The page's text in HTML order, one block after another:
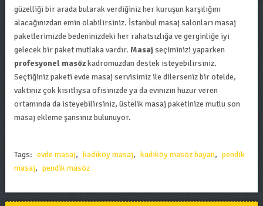
güzelliği bir arada bularak verdiğiniz her kuruşun karşılığını
alacağınızdan emin olabilirsiniz. İstanbul masaj salonları masaj
paketlerimizde bedeninizdeki her rahatsızlığa ve gerginliğe iyi
gelecek bir paket mutlaka vardır. Masajseçiminizi yaparken
profesyonel masözkadromuzdan destek isteyebilirsiniz.
Seçtiğiniz paketi evde masaj servisimiz ile dilerseniz bir otelde,
vaktiniz çok kısıtlıysa ofisinizde ya da evinizin huzur veren
ortamında da isteyebilirsiniz, üstelik masaj paketinize mutlu son
masaj ekleme şansınız bulunuyor.
Tags: evde masaj, kadıköy masaj, kadıköy masöz bayan, pendik
masaj, pendik masöz